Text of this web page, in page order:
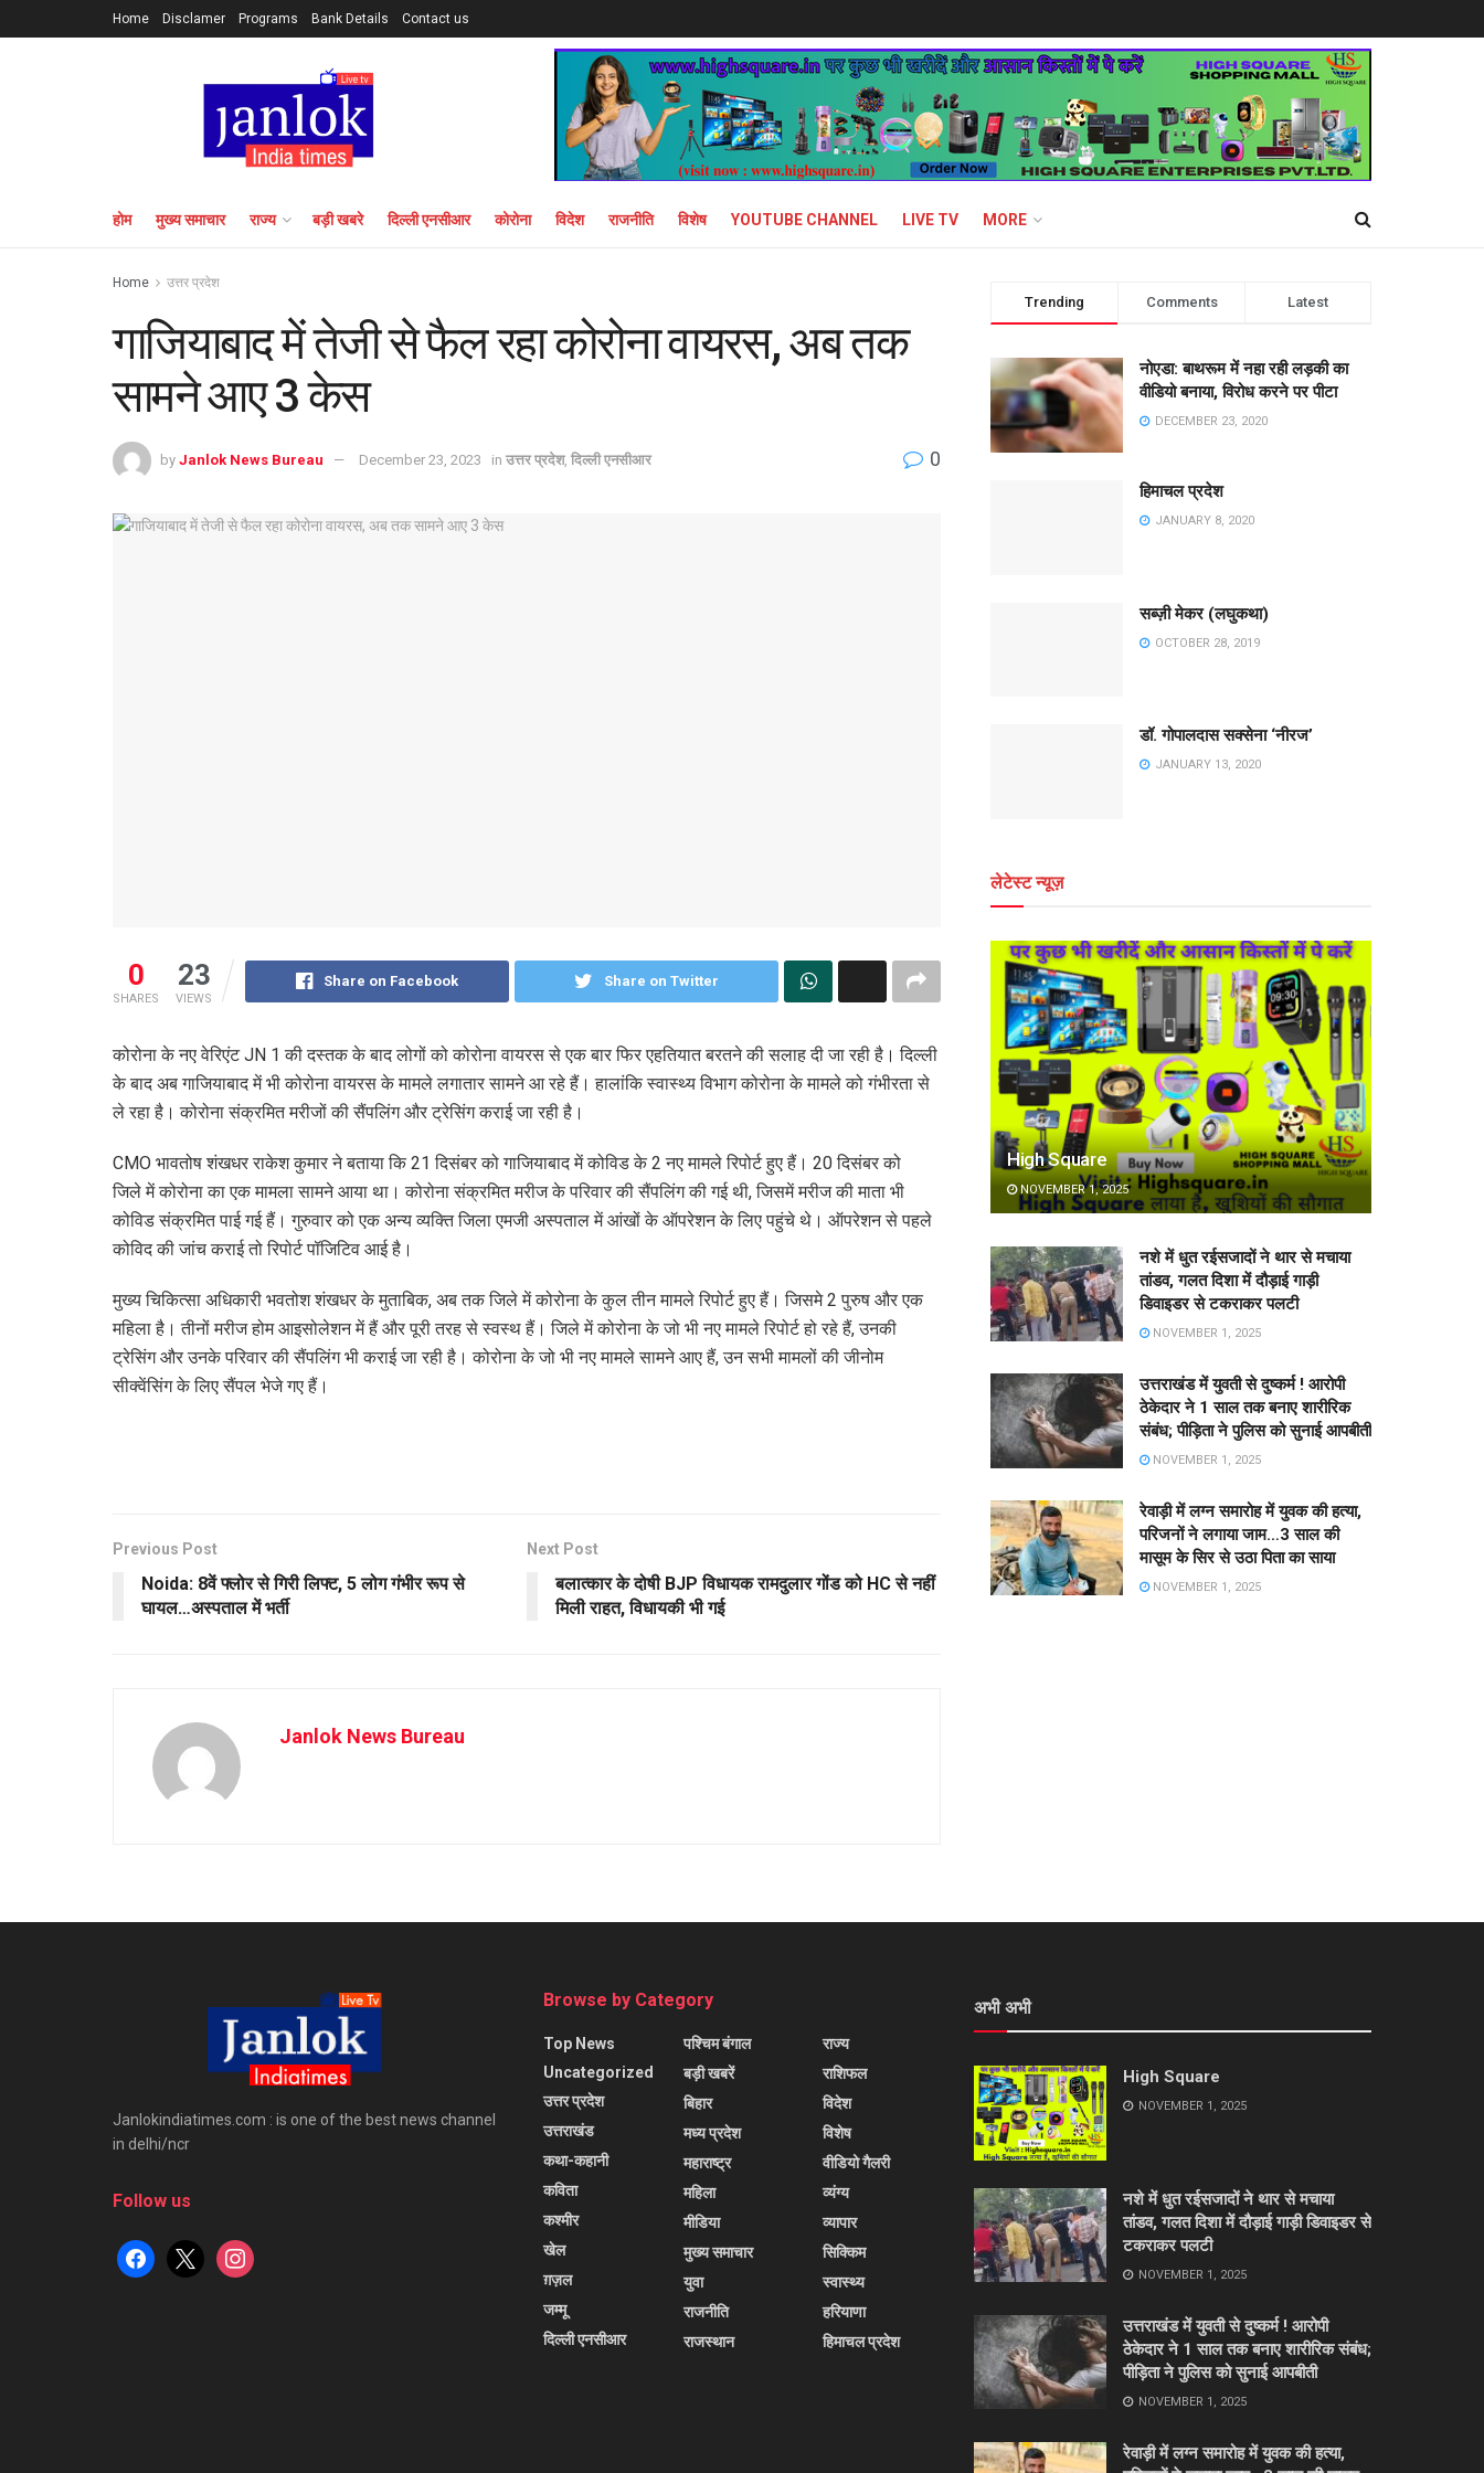
Home Disclamer Programs Bank Details Contact us
होम मुख्य समाचार राज्य बड़ी खबरे दिल्ली एनसीआर कोरोना विदेश राजनीति विशेष YOUTUBE CHANNEL LIVE TV MORE
Home उत्तर प्रदेश
गाजियाबाद में तेजी से फैल रहा कोरोना वायरस, अब तक
सामने आए 3 केस
by Janlok News Bureau December 23, 2023 in उत्तर प्रदेश, दिल्ली एनसीआर 0
0
SHARES
23
VIEWS
Share on Facebook Share on Twitter
कोरोना के नए वेरिएंट JN 1 की दस्तक के बाद लोगों को कोरोना वायरस से एक बार फिर एहतियात बरतने की सलाह दी जा रही है। दिल्ली
के बाद अब गाजियाबाद में भी कोरोना वायरस के मामले लगातार सामने आ रहे हैं। हालांकि स्वास्थ्य विभाग कोरोना के मामले को गंभीरता से
ले रहा है। कोरोना संक्रमित मरीजों की सैंपलिंग और ट्रेसिंग कराई जा रही है।
CMO भावतोष शंखधर राकेश कुमार ने बताया कि 21 दिसंबर को गाजियाबाद में कोविड के 2 नए मामले रिपोर्ट हुए हैं। 20 दिसंबर को
जिले में कोरोना का एक मामला सामने आया था। कोरोना संक्रमित मरीज के परिवार की सैंपलिंग की गई थी, जिसमें मरीज की माता भी
कोविड संक्रमित पाई गई हैं। गुरुवार को एक अन्य व्यक्ति जिला एमजी अस्पताल में आंखों के ऑपरेशन के लिए पहुंचे थे। ऑपरेशन से पहले
कोविद की जांच कराई तो रिपोर्ट पॉजिटिव आई है।
मुख्य चिकित्सा अधिकारी भवतोश शंखधर के मुताबिक, अब तक जिले में कोरोना के कुल तीन मामले रिपोर्ट हुए हैं। जिसमे 2 पुरुष और एक
महिला है। तीनों मरीज होम आइसोलेशन में हैं और पूरी तरह से स्वस्थ हैं। जिले में कोरोना के जो भी नए मामले रिपोर्ट हो रहे हैं, उनकी
ट्रेसिंग और उनके परिवार की सैंपलिंग भी कराई जा रही है। कोरोना के जो भी नए मामले सामने आए हैं, उन सभी मामलों की जीनोम
सीक्वेंसिंग के लिए सैंपल भेजे गए हैं।
Previous Post
Noida: 8वें फ्लोर से गिरी लिफ्ट, 5 लोग गंभीर रूप से
घायल…अस्पताल में भर्ती
Next Post
बलात्कार के दोषी BJP विधायक रामदुलार गोंड को HC से नहीं
मिली राहत, विधायकी भी गई
Janlok News Bureau
Trending Comments Latest
नोएडा: बाथरूम में नहा रही लड़की का
वीडियो बनाया, विरोध करने पर पीटा
DECEMBER 23, 2020
हिमाचल प्रदेश
JANUARY 8, 2020
सब्ज़ी मेकर (लघुकथा)
OCTOBER 28, 2019
डॉ. गोपालदास सक्सेना ‘नीरज’
JANUARY 13, 2020
लेटेस्ट न्यूज़
High Square
NOVEMBER 1, 2025
नशे में धुत रईसजादों ने थार से मचाया
तांडव, गलत दिशा में दौड़ाई गाड़ी
डिवाइडर से टकराकर पलटी
NOVEMBER 1, 2025
उत्तराखंड में युवती से दुष्कर्म ! आरोपी
ठेकेदार ने 1 साल तक बनाए शारीरिक
संबंध; पीड़िता ने पुलिस को सुनाई आपबीती
NOVEMBER 1, 2025
रेवाड़ी में लग्न समारोह में युवक की हत्या,
परिजनों ने लगाया जाम…3 साल की
मासूम के सिर से उठा पिता का साया
NOVEMBER 1, 2025
Janlokindiatimes.com : is one of the best news channel
in delhi/ncr
Follow us
facebook
x instagram
Browse by Category
Top News
Uncategorized
उत्तर प्रदेश
उत्तराखंड
कथा-कहानी
कविता
कश्मीर
खेल
ग़ज़ल
जम्मू
दिल्ली एनसीआर
पश्चिम बंगाल
बड़ी खबरें
बिहार
मध्य प्रदेश
महाराष्ट्र
महिला
मीडिया
मुख्य समाचार
युवा
राजनीति
राजस्थान
राज्य
राशिफल
विदेश
विशेष
वीडियो गैलरी
व्यंग्य
व्यापार
सिक्किम
स्वास्थ्य
हरियाणा
हिमाचल प्रदेश
अभी अभी
High Square
NOVEMBER 1, 2025
नशे में धुत रईसजादों ने थार से मचाया
तांडव, गलत दिशा में दौड़ाई गाड़ी डिवाइडर से
टकराकर पलटी
NOVEMBER 1, 2025
उत्तराखंड में युवती से दुष्कर्म ! आरोपी
ठेकेदार ने 1 साल तक बनाए शारीरिक संबंध;
पीड़िता ने पुलिस को सुनाई आपबीती
NOVEMBER 1, 2025
रेवाड़ी में लग्न समारोह में युवक की हत्या,